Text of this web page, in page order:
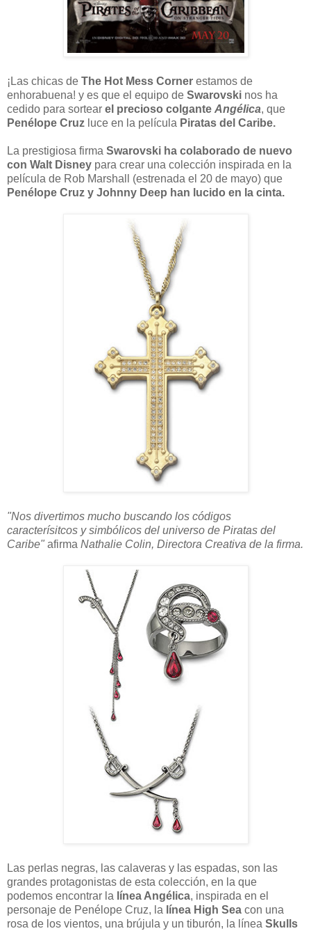
¡Las chicas de The Hot Mess Corner estamos de
enhorabuena! y es que el equipo de Swarovski nos ha
cedido para sortear el precioso colgante Angélica, que
Penélope Cruz luce en la película Piratas del Caribe.
La prestigiosa firma Swarovski ha colaborado de nuevo
con Walt Disney para crear una colección inspirada en la
película de Rob Marshall (estrenada el 20 de mayo) que
Penélope Cruz y Johnny Deep han lucido en la cinta.
"Nos divertimos mucho buscando los códigos
caracterísitcos y simbólicos del universo de Piratas del
Caribe" afirma Nathalie Colin, Directora Creativa de la firma.
Las perlas negras, las calaveras y las espadas, son las
grandes protagonistas de esta colección, en la que
podemos encontrar la línea Angélica, inspirada en el
personaje de Penélope Cruz, la línea High Sea con una
rosa de los vientos, una brújula y un tiburón, la línea Skulls